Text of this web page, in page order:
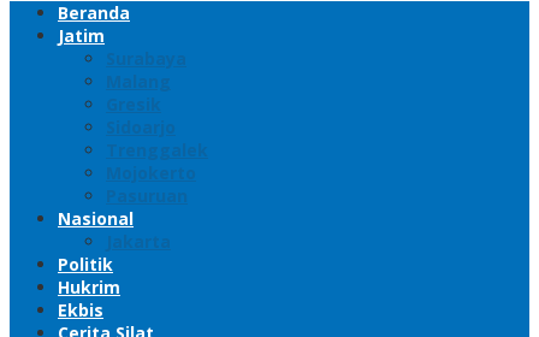
Beranda
Jatim
Surabaya
Malang
Gresik
Sidoarjo
Trenggalek
Mojokerto
Pasuruan
Nasional
Jakarta
Politik
Hukrim
Ekbis